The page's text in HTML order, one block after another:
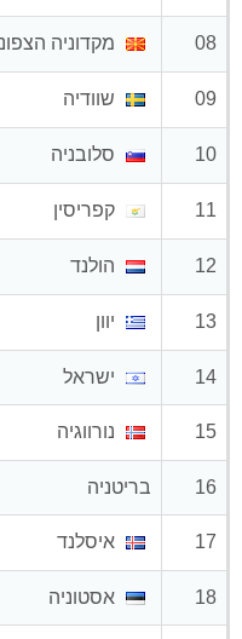
08 מקדוניה
09 שוודיה
10 סלובניה
11 קפריסין
12 הולנד
13 יוון
14 ישראל
15 נורווגיה
16 בריטניה
17 איסלנד
18 אסטוניה